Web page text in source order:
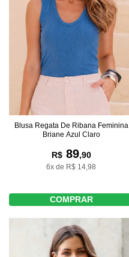
Blusa Regata De Ribana Feminina
Briane Azul Claro
R$89,90
6x de R$ 14,98
COMPRAR